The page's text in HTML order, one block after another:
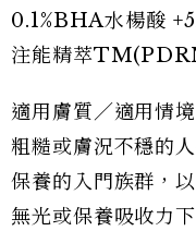
0.1%BHA水楊酸
注能精萃
適用膚質／適用情
粗糙或膚況不穩的
保養的入門族群，
無光或保養吸收力